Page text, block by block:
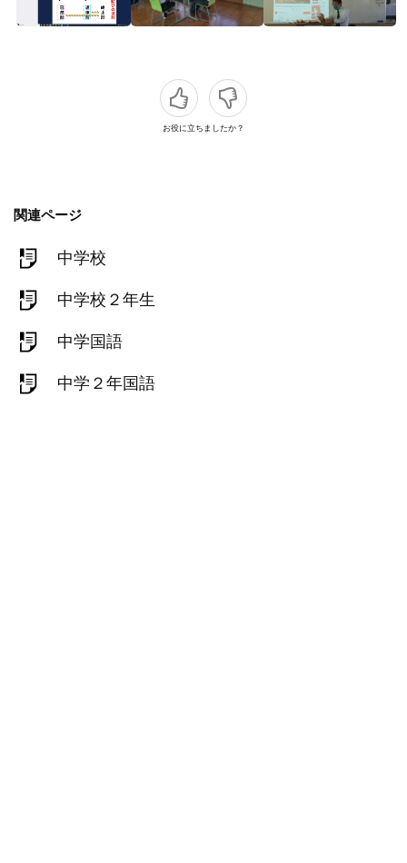
お役に立ちましたか？
関連ページ
中学校
中学校２年生
中学国語
中学２年国語